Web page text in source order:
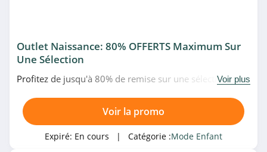
Outlet Naissance: 80% OFFERTS Maximum Sur
Une Sélection
Profitez de jusqu'à 80% de remise sur une sélectionVoir plus
Voir la promo
Expiré: En cours | Catégorie :Mode Enfant